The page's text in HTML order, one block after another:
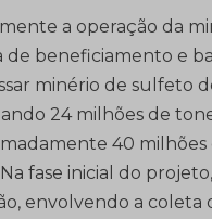
a operação da
de beneficiamento e
minério de sulfeto
24 milhões de
40
fase inicial do
envolvendo a coleta